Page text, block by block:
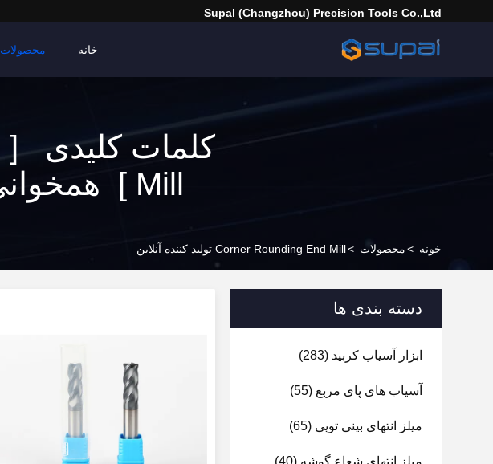
Supal (Changzhou) Precision Tools Co.,Ltd
خانه محصولات
Mill ] همخوانی داشتن 0 محصولات
خونه >محصولات >Corner Rounding End Mill تولید کننده آنلاین
دسته بندی ها
ابزار آسیاب کربید (283)
آسیاب های پای مربع (55)
میلز انتهای بینی توپی (65)
میلز انتهای شعاع گوشه (40)